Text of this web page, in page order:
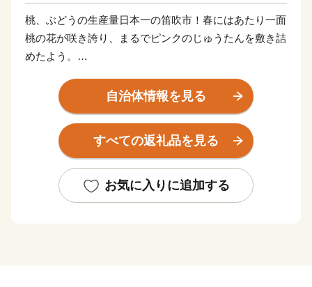
桃、ぶどうの生産量日本一の笛吹市！春にはあたり一面
桃の花が咲き誇り、まるでピンクのじゅうたんを敷き詰
めたよう。
す！遊びつかれた後は関東有数の石和温泉で疲れを癒し
ていただき、心身ともにリフレッシュしてください！
特に当市のオススメは、子供から大人まで大人気のシャ
インマスカットです。その他、一年を通じて笛吹市の魅
自治体情報を見る
すべての返礼品を見る
お気に入りに追加する